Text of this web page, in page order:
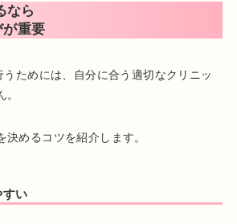
なら
が重要
ためには、自分に合う適切なクリニッ
決めるコツを紹介します。
すい